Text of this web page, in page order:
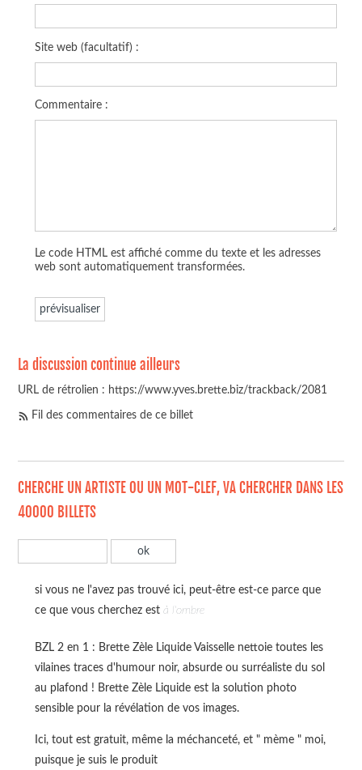
Site web (facultatif) :
Commentaire :
Le code HTML est affiché comme du texte et les adresses
web sont automatiquement transformées.
La discussion continue ailleurs
URL de rétrolien : https://www.yves.brette.biz/trackback/2081
Fil des commentaires de ce billet
CHERCHE UN ARTISTE OU UN MOT-CLEF, VA CHERCHER DANS LES
40000 BILLETS
si vous ne l'avez pas trouvé ici, peut-être est-ce parce que
ce que vous cherchez est à l'ombre
BZL 2 en 1 : Brette Zèle Liquide Vaisselle nettoie toutes les
vilaines traces d'humour noir, absurde ou surréaliste du sol
au plafond ! Brette Zèle Liquide est la solution photo
sensible pour la révélation de vos images.
Ici, tout est gratuit, même la méchanceté, et " mème " moi,
puisque je suis le produit